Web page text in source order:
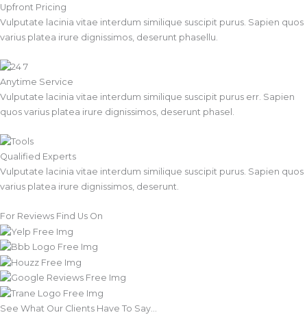
Upfront Pricing
Vulputate lacinia vitae interdum similique suscipit purus. Sapien quos
varius platea irure dignissimos, deserunt phasellu.
Anytime Service
Vulputate lacinia vitae interdum similique suscipit purus err. Sapien
quos varius platea irure dignissimos, deserunt phasel.
Qualified Experts
Vulputate lacinia vitae interdum similique suscipit purus. Sapien quos
varius platea irure dignissimos, deserunt.
For Reviews Find Us On
See What Our Clients Have To Say…​